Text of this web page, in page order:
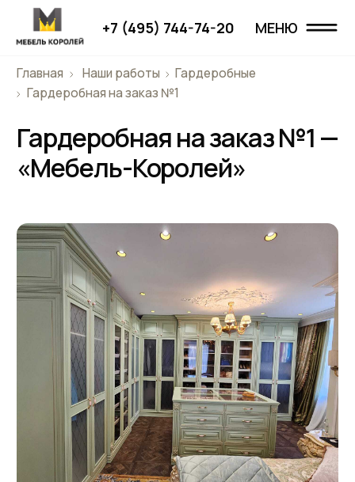
+7 (495) 744-74-20
Наши работы
Проекты
Главная
О компании
Отзывы
Контакты
Москва, ш. Энтузиастов 48/1
+7 (495) 744-74-20
Гардеробная на заказ №1
Гардеробная на заказ №1 —